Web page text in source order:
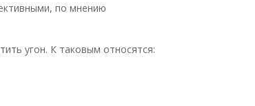
по мнению
угон. К таковым относятся: